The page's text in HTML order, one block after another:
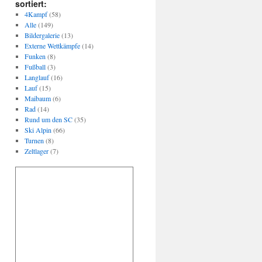
sortiert:
4Kampf(58)
Alle(149)
Bildergalerie(13)
Externe Wettkämpfe(14)
Funken (8)
Fußball(3)
Langlauf(16)
Lauf(15)
Maibaum(6)
Rad(14)
Rund um den SC(35)
Ski Alpin (66)
Turnen (8)
Zeltlager(7)